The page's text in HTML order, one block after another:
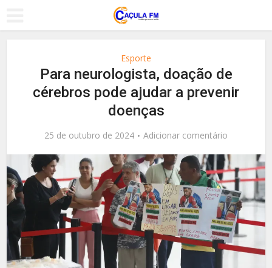
Esporte
Para neurologista, doação de
cérebros pode ajudar a prevenir
doenças
25 de outubro de 2024 Adicionar comentário